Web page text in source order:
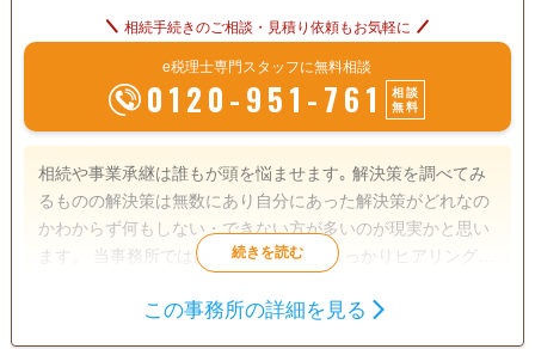
相続手続きのご相談・見積り依頼もお気軽に
e税理士専門スタッフに無料相談
0120-951-761
相談
無料
相続や事業承継は誰もが頭を悩ませます｡ 解決策を調べてみ
るものの解決策は無数にあり自分にあった解決策がどれなの
かわからず何もしない・できない方が多いのが現実かと思い
ます。 当事務所ではお客様のご状況をしっかりヒアリングし
案させていただきます。 【対応地域】 東京都・神奈川県
生前贈与
この事務所の詳細を見る